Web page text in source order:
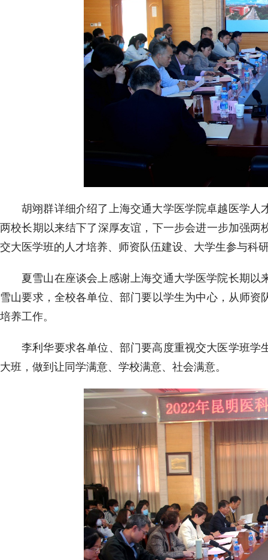
胡翊群详细介绍了上海交通大学医学院卓越医学
两校长期以来结下了深厚友谊，下一步会进一步加强
交大医学班的人才培养、师资队伍建设、大学生参与科
夏雪山在座谈会上感谢上海交通大学医学院长期
雪山要求，全校各单位、部门要以学生为中心，从师
培养工作。
李利华要求各单位、部门要高度重视交大医学班
大班，做到让同学满意、学校满意、社会满意。